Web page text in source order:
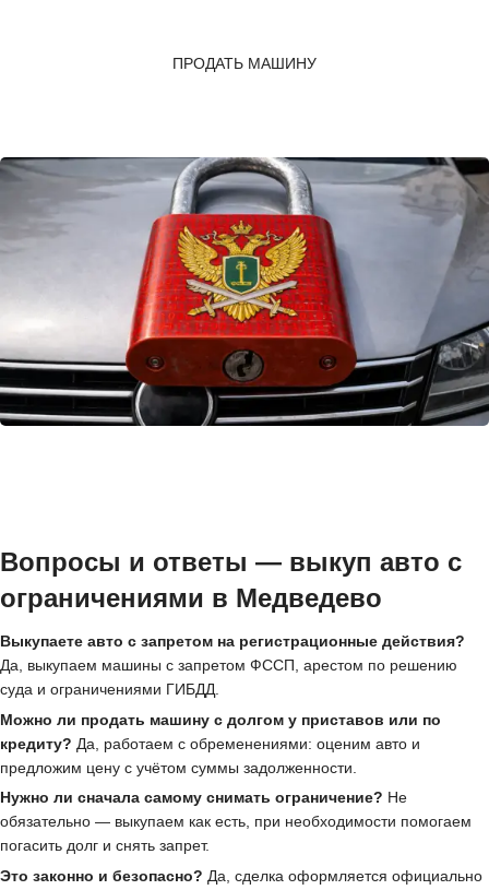
ПРОДАТЬ МАШИНУ
Вопросы и ответы — выкуп авто с
ограничениями в Медведево
Выкупаете авто с запретом на регистрационные действия?
Да, выкупаем машины с запретом ФССП, арестом по решению
суда и ограничениями ГИБДД.
Можно ли продать машину с долгом у приставов или по
кредиту? Да, работаем с обременениями: оценим авто и
предложим цену с учётом суммы задолженности.
Нужно ли сначала самому снимать ограничение? Не
обязательно — выкупаем как есть, при необходимости помогаем
погасить долг и снять запрет.
Это законно и безопасно? Да, сделка оформляется официально